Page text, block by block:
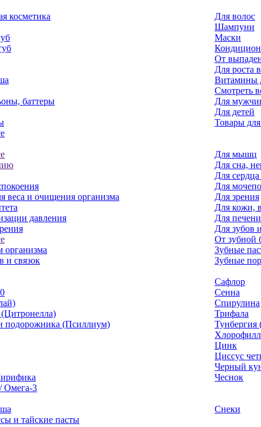
косметика
баттеры
Для волос
Шампуни
Маски
От
Для роста
Витамины
Смотреть
Для
Для детей
Товары
веса и очищения организма
давления
организма
и связок
Для мышц
Для сна,
Для
Для
Для зрения
Для кожи,
Для
Для зубов
От зубной
Зубные
Зубные
подорожника (Псиллиум)
Омега-3
Сафлор
Сенна
Спирулина
Трифала
Тунбергия
Хлорофилл
Цинк
Циссус
Черный
Чеснок
и тайские пасты
Снеки